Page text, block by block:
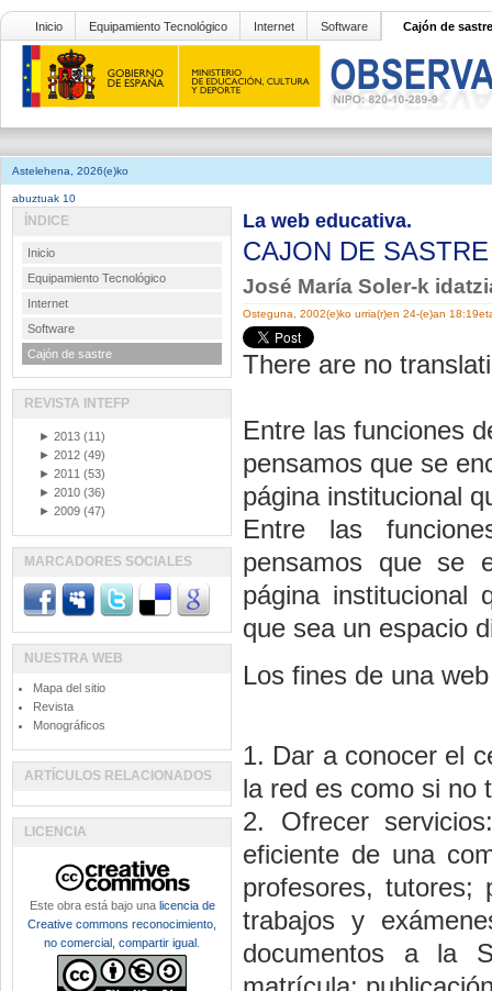
Inicio Equipamiento Tecnológico Internet Software Cajón de sastre
Astelehena, 2026(e)ko
abuztuak 10
La web educativa.
CAJON DE
José María Soler-k
Osteguna, 2002(e)ko urria(r)en 24-(e)an
There are no
Entre las funciones
pensamos que se
página institucional
Entre las
pensamos que se
página institucional
que sea un espacio
Los fines de una
1. Dar a conocer el
la red es como si no
2. Ofrecer
eficiente de una
profesores, tutores;
trabajos y
documentos a la
ÍNDICE
Inicio
Equipamiento Tecnológico
Internet
Software
Cajón de sastre
REVISTA INTEFP
► 2013 (11)
► 2012 (49)
► 2011 (53)
► 2010 (36)
► 2009 (47)
MARCADORES SOCIALES
NUESTRA WEB
Mapa del sitio
Revista
Monográficos
ARTÍCULOS RELACIONADOS
LICENCIA
Este obra está bajo una licencia de
Creative commons reconocimiento,
no comercial, compartir igual